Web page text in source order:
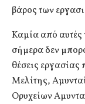
βάρος των
Καμία από αυτές
σήμερα δεν
θέσεις
Μελίτης,
Ορυχείων